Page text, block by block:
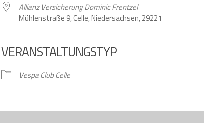
Allianz Versicherung Dominic Frentzel
Mühlenstraße 9, Celle, Niedersachsen, 29221
VERANSTALTUNGSTYP
Vespa Club Celle